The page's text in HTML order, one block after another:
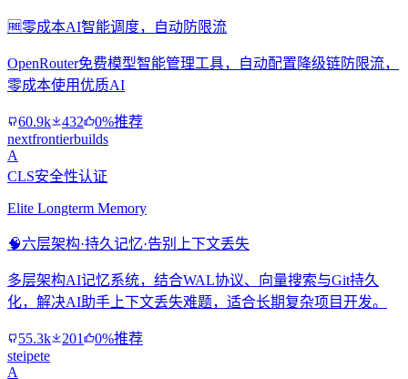
🆓零成本AI智能调度，自动防限流
OpenRouter免费模型智能管理工具，自动配置降级链防限流，
零成本使用优质AI
60.9k 432
0%推荐
nextfrontierbuilds
A
CLS安全性认证
Elite Longterm Memory
🧠六层架构·持久记忆·告别上下文丢失
多层架构AI记忆系统，结合WAL协议、向量搜索与Git持久
化，解决AI助手上下文丢失难题，适合长期复杂项目开发。
55.3k 201
0%推荐
steipete
A